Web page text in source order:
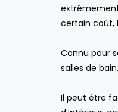
certain coût,
Connu pour
salles de
Il peut être